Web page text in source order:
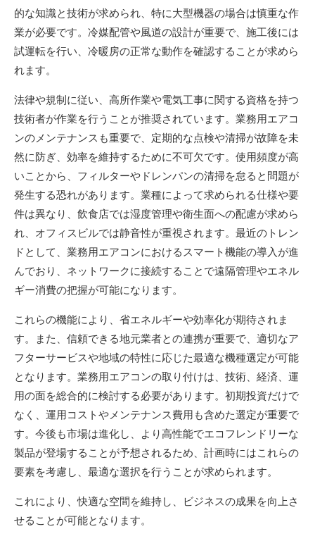
的な知識と技術が求められ、特に大型機器の場合は慎重な作
業が必要です。冷媒配管や風道の設計が重要で、施工後には
試運転を行い、冷暖房の正常な動作を確認することが求めら
れます。
法律や規制に従い、高所作業や電気工事に関する資格を持つ
技術者が作業を行うことが推奨されています。業務用エアコ
ンのメンテナンスも重要で、定期的な点検や清掃が故障を未
然に防ぎ、効率を維持するために不可欠です。使用頻度が高
いことから、フィルターやドレンパンの清掃を怠ると問題が
発生する恐れがあります。業種によって求められる仕様や要
件は異なり、飲食店では湿度管理や衛生面への配慮が求めら
れ、オフィスビルでは静音性が重視されます。最近のトレン
ドとして、業務用エアコンにおけるスマート機能の導入が進
んでおり、ネットワークに接続することで遠隔管理やエネル
ギー消費の把握が可能になります。
これらの機能により、省エネルギーや効率化が期待されま
す。また、信頼できる地元業者との連携が重要で、適切なア
フターサービスや地域の特性に応じた最適な機種選定が可能
となります。業務用エアコンの取り付けは、技術、経済、運
用の面を総合的に検討する必要があります。初期投資だけで
なく、運用コストやメンテナンス費用も含めた選定が重要で
す。今後も市場は進化し、より高性能でエコフレンドリーな
製品が登場することが予想されるため、計画時にはこれらの
要素を考慮し、最適な選択を行うことが求められます。
これにより、快適な空間を維持し、ビジネスの成果を向上さ
せることが可能となります。